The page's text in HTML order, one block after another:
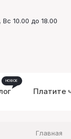
10.00 до 18.00
Платите
Главная